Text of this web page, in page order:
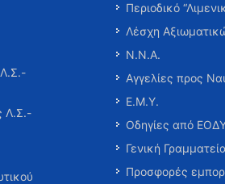
Λ.Σ.-
Λ.Σ.-
Περιοδικό
Λέσχη
Ν.Ν.Α.
Αγγελίες προς
Ε.Μ.Υ.
Οδηγίες από
Γενική
Προσφορές